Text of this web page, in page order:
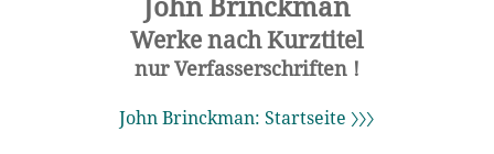
Werke nach Kurztitel
nur Verfasserschriften !
John Brinckman: Startseite 〉〉〉